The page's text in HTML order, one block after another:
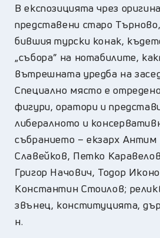
В експозицията чрез
представени старо
бившия турски конак,
„събора” на нотабилите,
вътрешната уредба на
Специално място е
фигури, оратори и
либералното и
събранието – екзарх
Славейков, Петко
Григор Начович, Тодор
Константин Стоилов;
звънец, конституцията,
н.